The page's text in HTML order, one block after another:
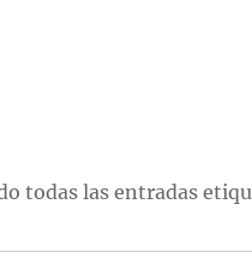
todas las entradas